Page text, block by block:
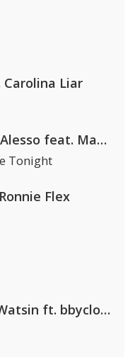
Liar
David Guetta & Alesso feat. Madison Love
Tonight
Flex
BL3SS x CamrinWatsin ft. bbyclose